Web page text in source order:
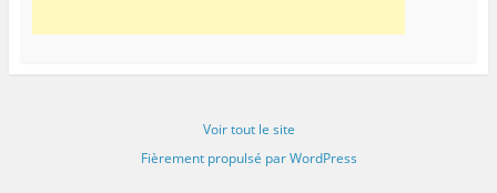
Voir tout le site
Fièrement propulsé par WordPress